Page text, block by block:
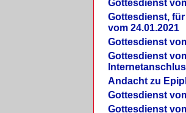
Gottesdienst
Gottesdienst,
vom 24.01.2021
Gottesdienst
Gottesdienst
Andacht zu
Gottesdienst
Gottesdienst